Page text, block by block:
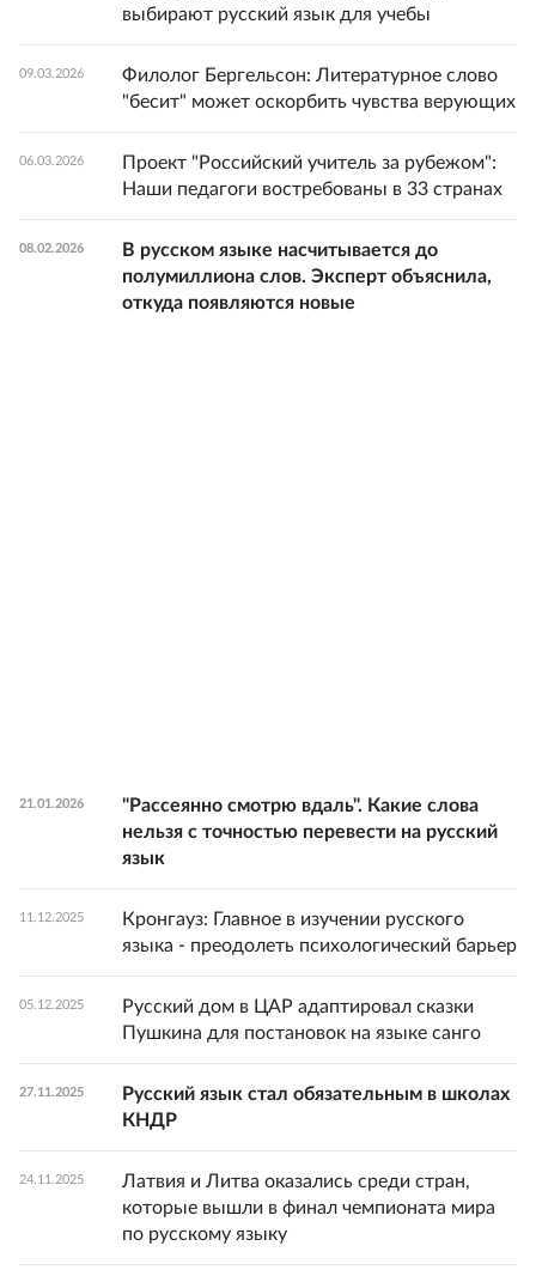
выбирают русский язык для учебы
09.03.2026
Филолог Бергельсон: Литературное слово
"бесит" может оскорбить чувства верующих
06.03.2026
Проект "Российский учитель за рубежом":
Наши педагоги востребованы в 33 странах
08.02.2026
В русском языке насчитывается до
полумиллиона слов. Эксперт объяснила,
откуда появляются новые
21.01.2026
"Рассеянно смотрю вдаль". Какие слова
нельзя с точностью перевести на русский
язык
11.12.2025
Кронгауз: Главное в изучении русского
языка - преодолеть психологический барьер
05.12.2025
Русский дом в ЦАР адаптировал сказки
Пушкина для постановок на языке санго
27.11.2025
Русский язык стал обязательным в школах
КНДР
24.11.2025
Латвия и Литва оказались среди стран,
которые вышли в финал чемпионата мира
по русскому языку